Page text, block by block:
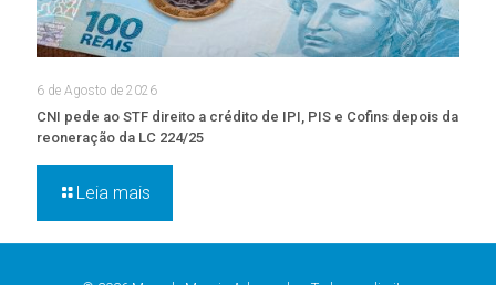
6 de Agosto de 2026
CNI pede ao STF direito a crédito de IPI, PIS e Cofins depois da
reoneração da LC 224/25
Leia mais